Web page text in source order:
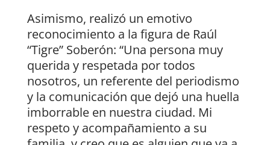
Asimismo, realizó un emotivo
reconocimiento a la figura de Raúl
“Tigre” Soberón: “Una persona muy
querida y respetada por todos
nosotros, un referente del periodismo
y la comunicación que dejó una huella
imborrable en nuestra ciudad. Mi
respeto y acompañamiento a su